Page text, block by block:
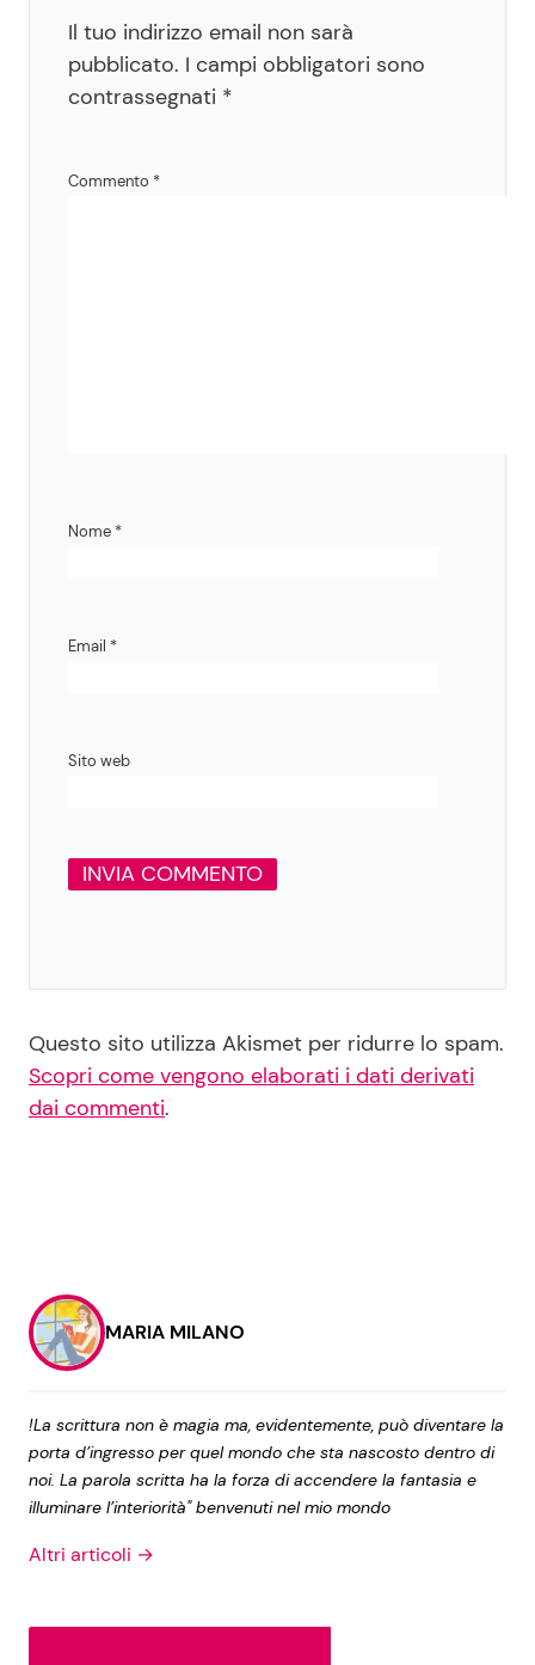
Il tuo indirizzo email non sarà
pubblicato. I campi obbligatori sono
contrassegnati *
Commento *
Nome *
Email *
Sito web
Questo sito utilizza Akismet per ridurre lo spam.
Scopri come vengono elaborati i dati derivati
dai commenti.
MARIA MILANO
!La scrittura non è magia ma, evidentemente, può diventare la
porta d’ingresso per quel mondo che sta nascosto dentro di
noi. La parola scritta ha la forza di accendere la fantasia e
illuminare l’interiorità" benvenuti nel mio mondo
Altri articoli →